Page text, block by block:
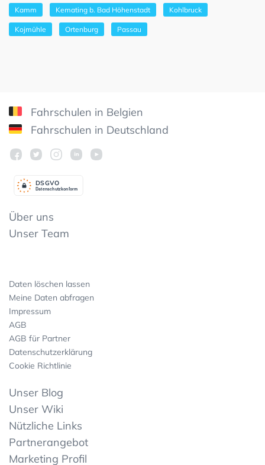
Kamm Kemating b. Bad Höhenstadt Kohlbruck
Kojmühle Ortenburg Passau
Fahrschulen in Belgien
Fahrschulen in Deutschland
Datenschutzkonform
DSGVO
Über uns
Unser Team
Daten löschen lassen
Meine Daten abfragen
Impressum
AGB
AGB für Partner
Datenschutzerklärung
Cookie Richtlinie
Unser Blog
Unser Wiki
Nützliche Links
Partnerangebot
Marketing Profil